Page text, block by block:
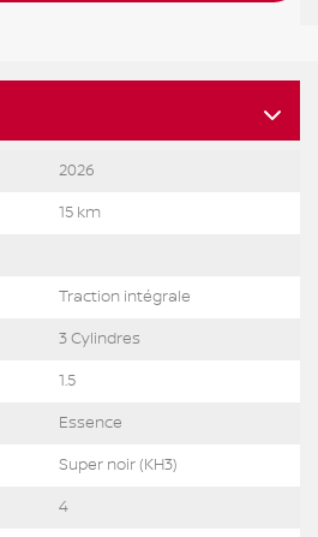
2026
15 km
Traction intégrale
3 Cylindres
1.5
Essence
Super noir (KH3)
4